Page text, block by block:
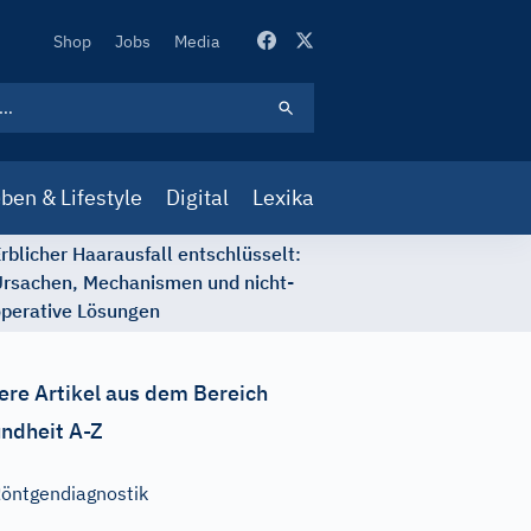
Secondary
Shop Jobs Media
& Lifestyle Digital Lexika
Haarausfall entschlüsselt:
Mechanismen und nicht-
Lösungen
Artikel aus dem Bereich
A-Z